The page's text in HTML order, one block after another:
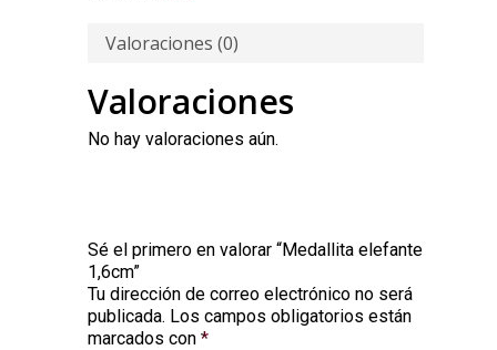
Valoraciones (0)
Valoraciones
No hay valoraciones aún.
Sé el primero en valorar “Medallita elefante
1,6cm”
Tu dirección de correo electrónico no será
publicada. Los campos obligatorios están
marcados con *
Alternative: